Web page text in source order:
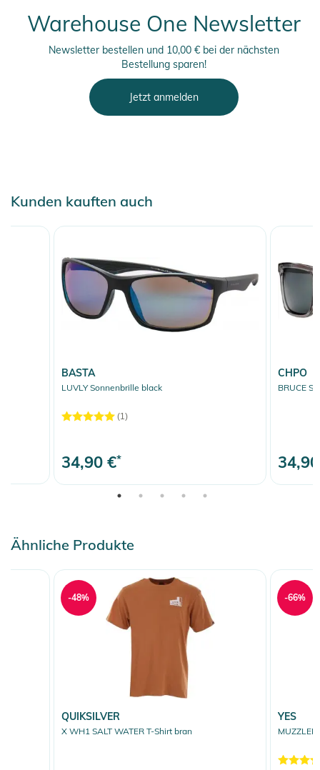
Warehouse One Newsletter
Newsletter bestellen und 10,00 € bei der nächsten
Bestellung sparen!
Jetzt anmelden
Kunden kauften auch
BASTA
LUVLY Sonnenbrille black
(1)
34,90 €*
CHPO
BRUCE
Ähnliche Produkte
QUIKSILVER
X WH1 SALT WATER T-Shirt bran
-48%
YES
-66%